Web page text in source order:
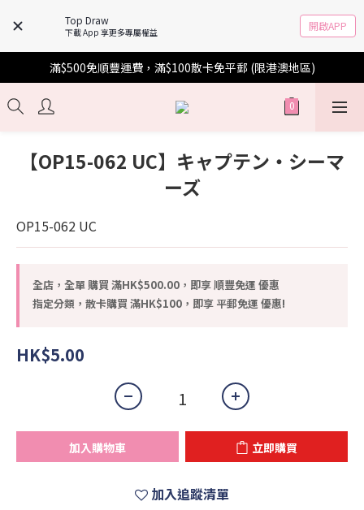
Top Draw
下載 App 享更多專屬權益 開啟APP
滿$500免順豐運費，滿$100散卡免平郵 (限港澳地區)
【OP15-062 UC】キャプテン・シーマ
ーズ
OP15-062 UC
全店，全單 購買 滿HK$500.00，即享 順豐免運 優惠
指定分類，散卡購買 滿HK$100，即享 平郵免運 優惠!
HK$5.00
加入購物車 立即購買
加入追蹤清單